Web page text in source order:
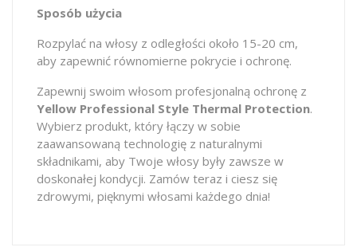
Sposób użycia
Rozpylać na włosy z odległości około 15-20 cm,
aby zapewnić równomierne pokrycie i ochronę.
Zapewnij swoim włosom profesjonalną ochronę z
Yellow Professional Style Thermal Protection.
Wybierz produkt, który łączy w sobie
zaawansowaną technologię z naturalnymi
składnikami, aby Twoje włosy były zawsze w
doskonałej kondycji. Zamów teraz i ciesz się
zdrowymi, pięknymi włosami każdego dnia!